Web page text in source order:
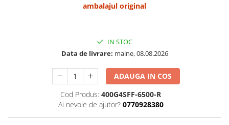
ambalajul original
IN STOC
Data de livrare: maine, 08.08.2026
ADAUGA IN COS
Cod Produs: 400G4SFF-6500-R
Ai nevoie de ajutor? 0770928380